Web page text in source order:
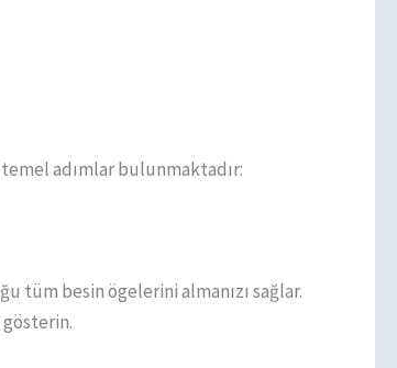
adımlar bulunmaktadır:
tüm besin ögelerini almanızı sağlar.